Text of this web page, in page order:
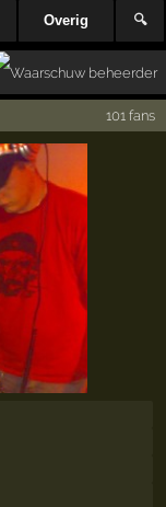
Overig 🔍
101 fans